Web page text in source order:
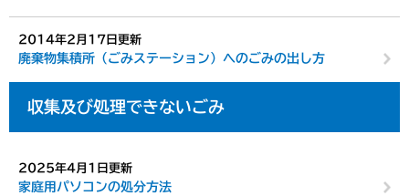
2014年2月17日更新
廃棄物集積所（ごみステーション）へのごみの出し方
収集及び処理できないごみ
2025年4月1日更新
家庭用パソコンの処分方法